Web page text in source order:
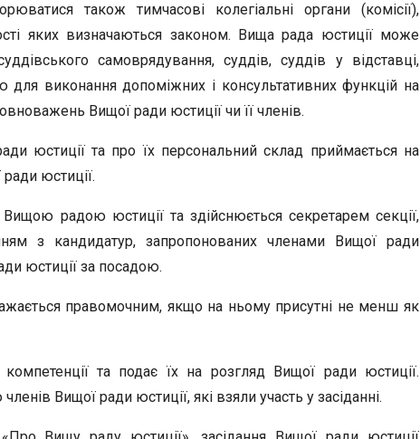
також тимчасові колегіальні органи (комісії),
яких визначаються законом. Вища рада юстиції може
самоврядування, суддів, суддів у відставці,
для виконання допоміжних і консультативних функцій на
Вищої ради юстиції чи її членів.
юстиції та про їх персональний склад приймається на
юстиції.
Вищою радою юстиції та здійснюється секретарем секції,
з кандидатур, запропонованих членами Вищої ради
юстиції за посадою.
правомочним, якщо на ньому присутні не менш як
та подає їх на розгляд Вищої ради юстиції.
Вищої ради юстиції, які взяли участь у засіданні.